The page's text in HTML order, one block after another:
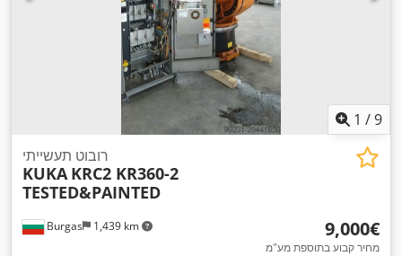
1 /9
Burgas 1,439 km
רובוט תעשייתי
KUKA KRC2 KR360-2
TESTED&PAINTED
‏9,000 ‏€
מחיר קבוע בתוספת מע"מ